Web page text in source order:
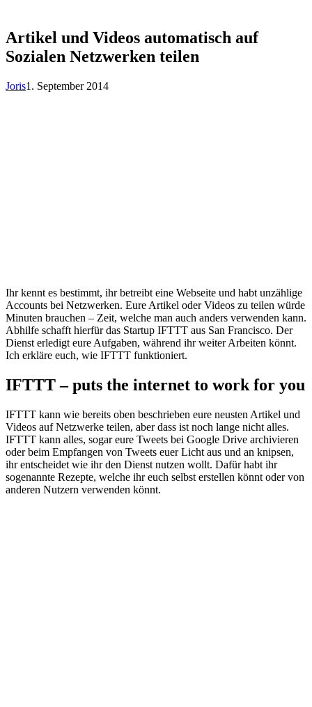
Artikel und Videos automatisch auf
Sozialen Netzwerken teilen
Joris1. September 2014
Ihr kennt es bestimmt, ihr betreibt eine Webseite und habt unzählige
Accounts bei Netzwerken. Eure Artikel oder Videos zu teilen würde
Minuten brauchen – Zeit, welche man auch anders verwenden kann.
Abhilfe schafft hierfür das Startup IFTTT aus San Francisco. Der
Dienst erledigt eure Aufgaben, während ihr weiter Arbeiten könnt.
Ich erkläre euch, wie IFTTT funktioniert.
IFTTT – puts the internet to work for you
IFTTT kann wie bereits oben beschrieben eure neusten Artikel und
Videos auf Netzwerke teilen, aber dass ist noch lange nicht alles.
IFTTT kann alles, sogar eure Tweets bei Google Drive archivieren
oder beim Empfangen von Tweets euer Licht aus und an knipsen,
ihr entscheidet wie ihr den Dienst nutzen wollt. Dafür habt ihr
sogenannte Rezepte, welche ihr euch selbst erstellen könnt oder von
anderen Nutzern verwenden könnt.